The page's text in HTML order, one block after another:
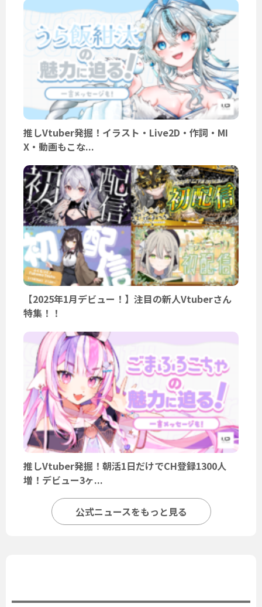
推しVtuber発掘！イラスト・Live2D・作詞・MI
X・動画もこな...
【2025年1月デビュー！】注目の新人Vtuberさん
特集！！
推しVtuber発掘！朝活1日だけでCH登録1300人
増！デビュー3ヶ...
公式ニュースをもっと見る